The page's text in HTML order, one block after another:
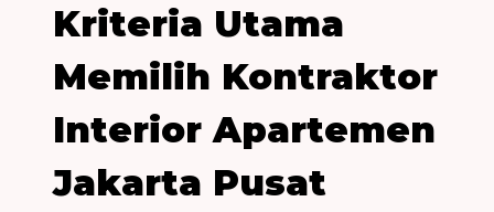
Kriteria Utama
Memilih Kontraktor
Interior Apartemen
Jakarta Pusat